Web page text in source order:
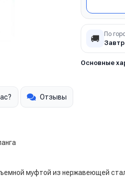
🚚 По
Основные
Отзывы
муфтой из нержавеющей